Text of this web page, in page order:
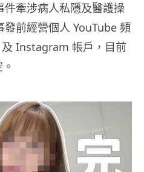
牽涉病人私隱及醫護操
前經營個人 YouTube 頻
Instagram 帳戶，目前